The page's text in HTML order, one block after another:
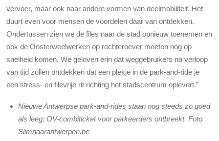
vervoer, maar ook naar andere vormen van deelmobiliteit. Het
duurt even voor mensen de voordelen daar van ontdekken.
Ondertussen zien we de files naar de stad opnieuw toenemen en
ook de Oosterweelwerken op rechteroever moeten nog op
snelheid komen. We geloven erin dat weggebruikers na verloop
van tijd zullen ontdekken dat een plekje in de park-and-ride je
een stress- en filevrije rit richting het stadscentrum oplevert.”
Nieuwe Antwerpse park-and-rides staan nog steeds zo goed
als leeg; OV-combiticket voor parkeerders ontbreekt. Foto
Slimnaarantwerpen.be